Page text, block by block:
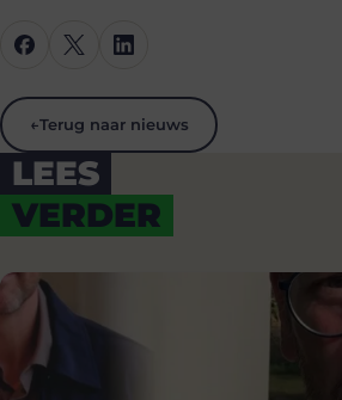
←Terug naar nieuws
LEES
VERDER